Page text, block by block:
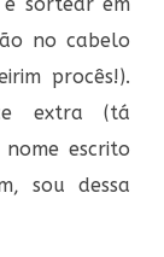
no cabelo
procês!).
extra (tá
escrito
sou dessa